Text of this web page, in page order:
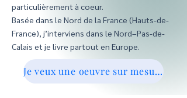
particulièrement à coeur.
Basée dans le Nord de la France (Hauts-de-
France), j’interviens dans le Nord–Pas-de-
Calais et je livre partout en Europe.
Je veux une oeuvre sur mesure